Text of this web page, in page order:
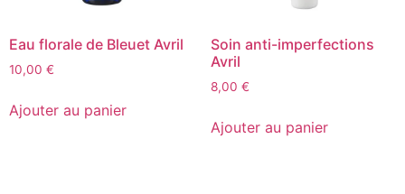
Eau florale de Bleuet Avril
10,00 €
Ajouter au panier
Soin anti-imperfections
Avril
8,00 €
Ajouter au panier